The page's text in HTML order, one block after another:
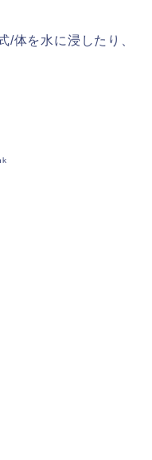
/体を水に浸したり、